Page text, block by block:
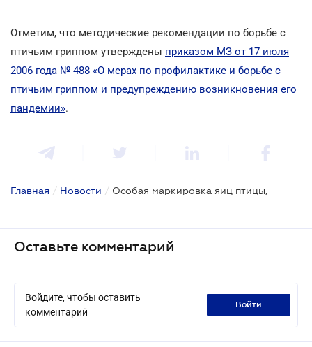
Отметим, что методические рекомендации по борьбе с
птичьим гриппом утверждены приказом МЗ от 17 июля
2006 года № 488 «О мерах по профилактике и борьбе с
птичьим гриппом и предупреждению возникновения его
пандемии».
Главная / Новости / Особая маркировка яиц птицы,
Оставьте комментарий
Войдите, чтобы оставить
комментарий
войти